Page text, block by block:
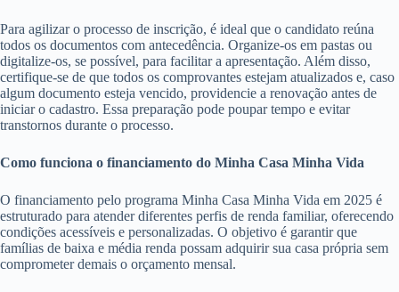
Para agilizar o processo de inscrição, é ideal que o candidato reúna
todos os documentos com antecedência. Organize-os em pastas ou
digitalize-os, se possível, para facilitar a apresentação. Além disso,
certifique-se de que todos os comprovantes estejam atualizados e, caso
algum documento esteja vencido, providencie a renovação antes de
iniciar o cadastro. Essa preparação pode poupar tempo e evitar
transtornos durante o processo.
Como funciona o financiamento do Minha Casa Minha Vida
O financiamento pelo programa Minha Casa Minha Vida em 2025 é
estruturado para atender diferentes perfis de renda familiar, oferecendo
condições acessíveis e personalizadas. O objetivo é garantir que
famílias de baixa e média renda possam adquirir sua casa própria sem
comprometer demais o orçamento mensal.